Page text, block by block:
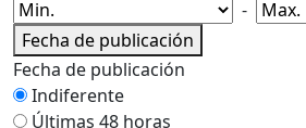
-
Fecha de publicación
Fecha de publicación
Indiferente
Últimas 48 horas